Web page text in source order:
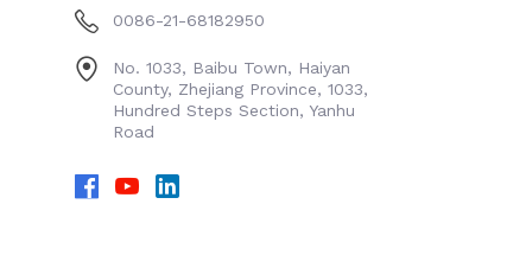
0086-21-68182950
No. 1033, Baibu Town, Haiyan
County, Zhejiang Province, 1033,
Hundred Steps Section, Yanhu
Road